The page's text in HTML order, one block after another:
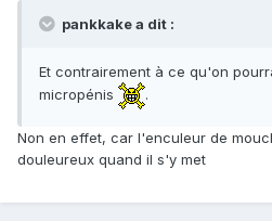
pankkake a dit :
Et contrairement à ce qu'on
micropénis
.
Non en effet, car l'enculeur de
douleureux quand il s'y met